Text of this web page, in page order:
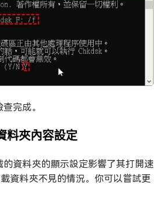
完成。
料夾內容設定
資料夾的顯示設定影響了其打開速
資料夾不見的情況。你可以嘗試更